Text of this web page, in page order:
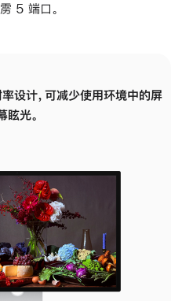
5 端口。
设计，可减少使用环境中的屏
眩光。